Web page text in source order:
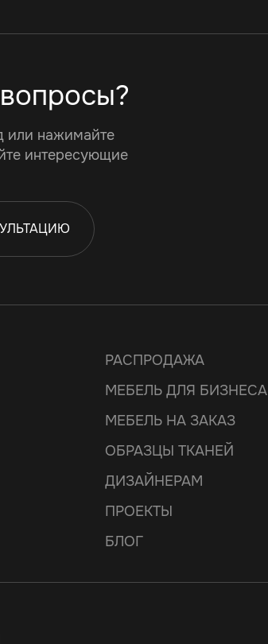
или нажимайте
интересующие
РАСПРОДАЖА
МЕБЕЛЬ ДЛЯ БИЗНЕСА
МЕБЕЛЬ НА ЗАКАЗ
ОБРАЗЦЫ ТКАНЕЙ
ДИЗАЙНЕРАМ
ПРОЕКТЫ